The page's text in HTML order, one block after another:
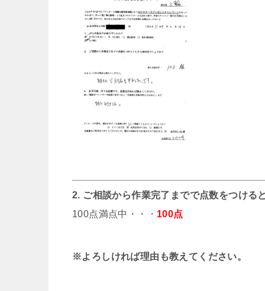
2. ご相談から作業完了までで点数をつける
100点満点中・・・ 100点
※よろしければ理由も教えてください。